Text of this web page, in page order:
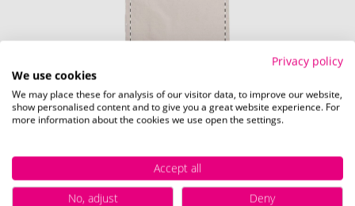
Rückseite (240 x 320 mm)
Privacy policy
We use cookies
We may place these for analysis of our visitor data, to improve our website,
show personalised content and to give you a great website experience. For
more information about the cookies we use open the settings.
Accept all
No, adjust
Deny